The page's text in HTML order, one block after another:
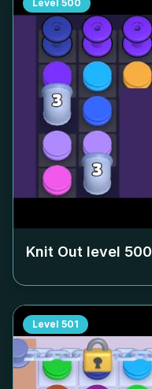
Level 500
Knit Out level 500
Level 501